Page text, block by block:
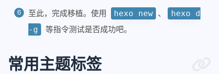
至此，完成移植。使用 hexo new 、
hexo d
-g
等指令测试是否成功吧。
常用主题标签